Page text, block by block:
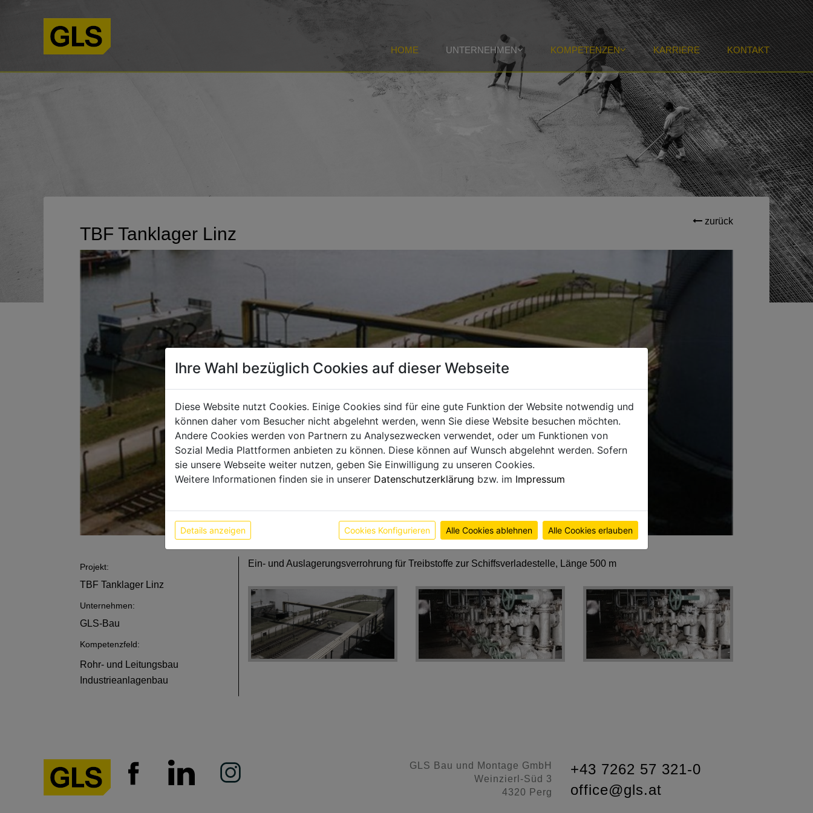
HOME UNTERNEHMEN KOMPETENZEN KARRIERE KONTAKT
TBF Tanklager Linz
zurück
Projekt:
TBF Tanklager Linz
Unternehmen:
GLS-Bau
Kompetenzfeld:
Rohr- und Leitungsbau
Industrieanlagenbau
Ein- und Auslagerungsverrohrung für Treibstoffe zur Schiffsverladestelle, Länge 500 m
GLS Bau und Montage GmbH
Weinzierl-Süd 3
4320 Perg
+43 7262 57 321-0
office@gls.at
Ihre Wahl bezüglich Cookies auf dieser Webseite
Diese Website nutzt Cookies. Einige Cookies sind für eine gute Funktion der Website notwendig und
können daher vom Besucher nicht abgelehnt werden, wenn Sie diese Website besuchen möchten.
Andere Cookies werden von Partnern zu Analysezwecken verwendet, oder um Funktionen von
Sozial Media Plattformen anbieten zu können. Diese können auf Wunsch abgelehnt werden. Sofern
sie unsere Webseite weiter nutzen, geben Sie Einwilligung zu unseren Cookies.
Weitere Informationen finden sie in unserer Datenschutzerklärung bzw. im Impressum
Details anzeigen Cookies Konfigurieren Alle Cookies ablehnen Alle Cookies erlauben